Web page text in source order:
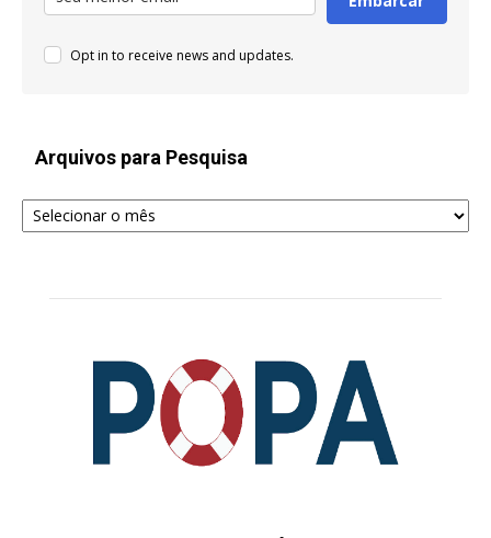
Opt in to receive news and updates.
Arquivos para Pesquisa
Arquivos
para